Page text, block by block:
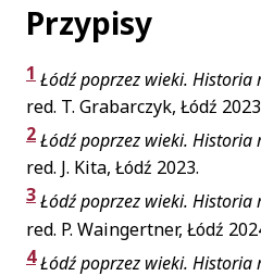
Przypisy
1 Łódź poprzez wieki. Historia
red. T. Grabarczyk, Łódź
2Łódź poprzez wieki. Historia
red. J. Kita, Łódź 2023.
3Łódź poprzez wieki. Historia
red. P. Waingertner, Łódź
4Łódź poprzez wieki. Historia